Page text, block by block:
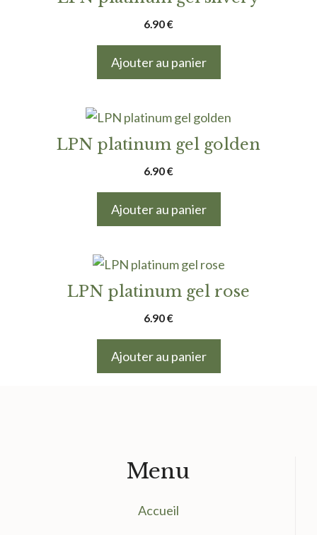
6.90€
Ajouter au panier
LPN platinum gel golden
6.90€
Ajouter au panier
LPN platinum gel rose
6.90€
Ajouter au panier
Menu
Accueil